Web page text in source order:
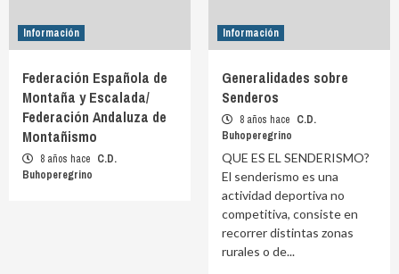
Información
Federación Española de
Montaña y Escalada/
Federación Andaluza de
Montañismo
8 años hace C.D.
Buhoperegrino
Información
Generalidades sobre
Senderos
8 años hace C.D.
Buhoperegrino
QUE ES EL SENDERISMO?
El senderismo es una
actividad deportiva no
competitiva, consiste en
recorrer distintas zonas
rurales o de...